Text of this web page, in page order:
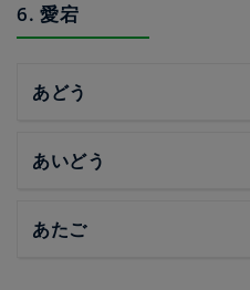
6. 愛宕
あどう
あいどう
あたご